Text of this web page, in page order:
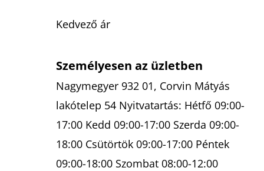
Kedvező ár
Személyesen az üzletben
Nagymegyer 932 01, Corvin Mátyás
lakótelep 54 Nyitvatartás: Hétfő 09:00-
17:00 Kedd 09:00-17:00 Szerda 09:00-
18:00 Csütörtök 09:00-17:00 Péntek
09:00-18:00 Szombat 08:00-12:00